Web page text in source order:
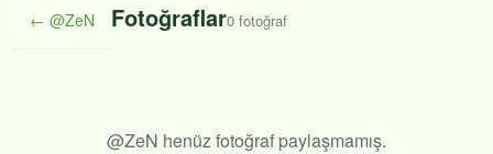
← @ZeN Fotoğraflar0 fotoğraf
@ZeN henüz fotoğraf paylaşmamış.